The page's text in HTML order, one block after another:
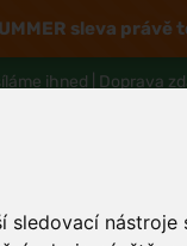
sleva právě
ihned | Doprava